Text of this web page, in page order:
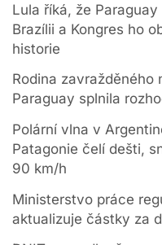
Lula říká, že
Brazílii a Kongres ho
historie
Rodina zavražděného
Paraguay splnila
Polární vlna v
Patagonie čelí dešti,
90 km/h
Ministerstvo práce
aktualizuje částky za